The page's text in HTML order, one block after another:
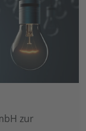
zur